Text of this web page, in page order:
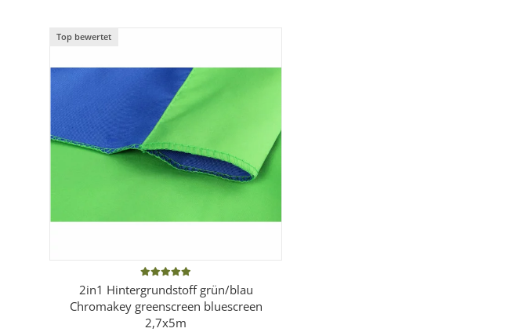
Top bewertet
2in1 Hintergrundstoff grün/blau
Chromakey greenscreen bluescreen
2,7x5m